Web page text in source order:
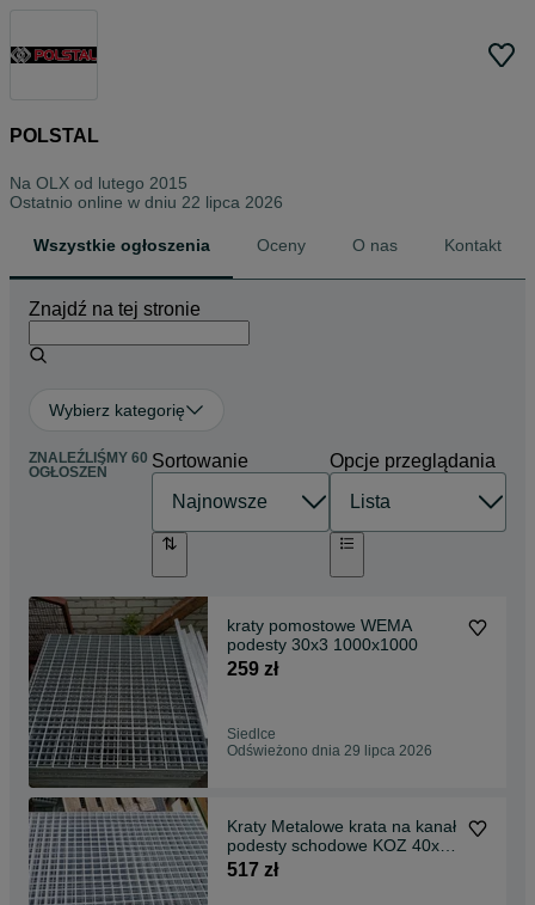
POLSTAL
Na OLX od lutego 2015
Ostatnio online w dniu 22 lipca 2026
Wszystkie ogłoszenia Oceny O nas Kontakt
Znajdź na tej stronie
Wybierz kategorię
ZNALEŹLIŚMY 60
OGŁOSZEŃ
Sortowanie Opcje przeglądania
kraty pomostowe WEMA
podesty 30x3 1000x1000
259 zł
Siedlce
Odświeżono dnia 29 lipca 2026
Kraty Metalowe krata na kanał
podesty schodowe KOZ 40x4
1000x1000
517 zł